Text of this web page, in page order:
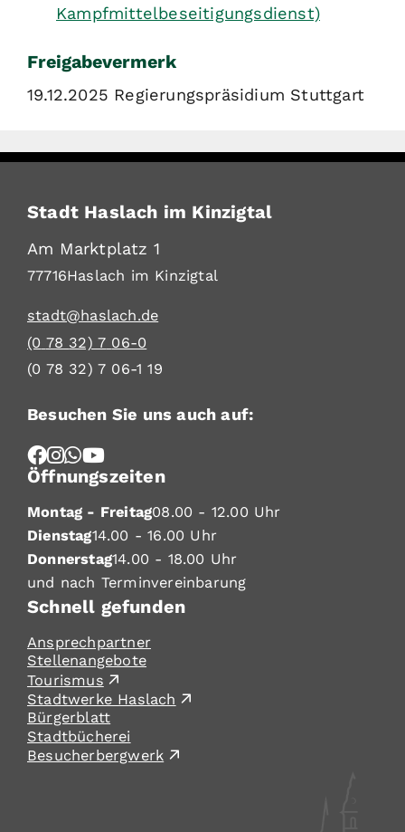
Kampfmittelbeseitigungsdienst)
Freigabevermerk
19.12.2025 Regierungspräsidium Stuttgart
Stadt Haslach im Kinzigtal
Am Marktplatz 1
77716Haslach im Kinzigtal
stadt@haslach.de
(0 78 32) 7 06-0
(0 78 32) 7 06-1 19
Besuchen Sie uns auch auf:
Öffnungszeiten
Montag - Freitag08.00 - 12.00 Uhr
Dienstag14.00 - 16.00 Uhr
Donnerstag14.00 - 18.00 Uhr
und nach Terminvereinbarung
Schnell gefunden
Ansprechpartner
Stellenangebote
Tourismus
Stadtwerke Haslach
Bürgerblatt
Stadtbücherei
Besucherbergwerk